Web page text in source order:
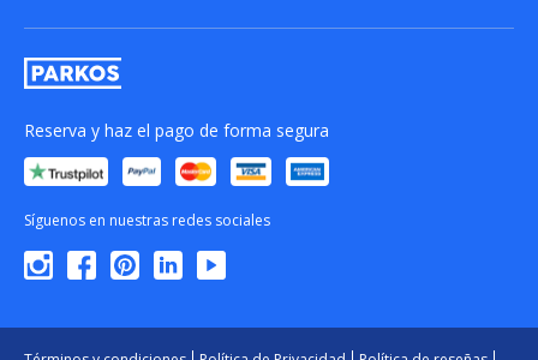
Reserva y haz el pago de forma segura
Síguenos en nuestras redes sociales